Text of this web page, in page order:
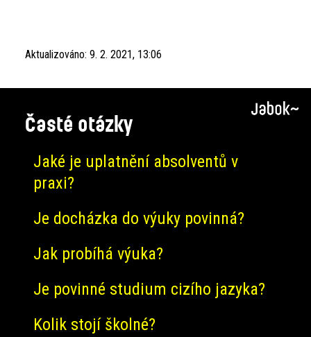
Aktualizováno: 9. 2. 2021, 13:06
Časté otázky
Jaké je uplatnění absolventů v
praxi?
Je docházka do výuky povinná?
Jak probíhá výuka?
Je povinné studium cizího jazyka?
Kolik stojí školné?